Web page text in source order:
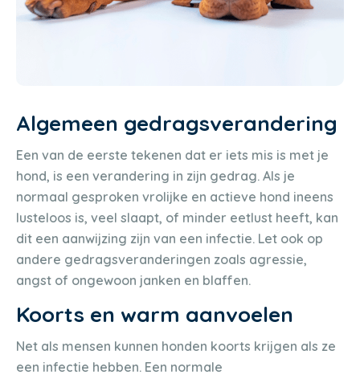
Algemeen gedragsverandering
Een van de eerste tekenen dat er iets mis is met je
hond, is een verandering in zijn gedrag. Als je
normaal gesproken vrolijke en actieve hond ineens
lusteloos is, veel slaapt, of minder eetlust heeft, kan
dit een aanwijzing zijn van een infectie. Let ook op
andere gedragsveranderingen zoals agressie,
angst of ongewoon janken en blaffen.
Koorts en warm aanvoelen
Net als mensen kunnen honden koorts krijgen als ze
een infectie hebben. Een normale